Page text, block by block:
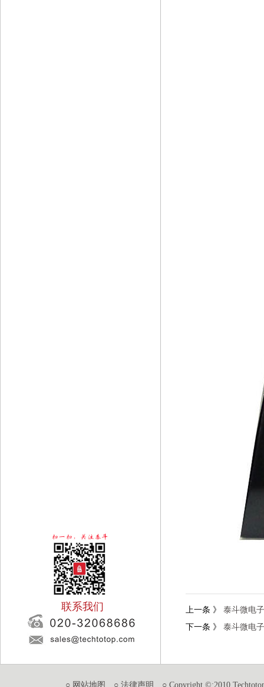
联系我们 上一条 》 泰斗微电
下一条 》 泰斗微电
○ 网站地图 ○ 法律声明 ○ Copyright ©:2010